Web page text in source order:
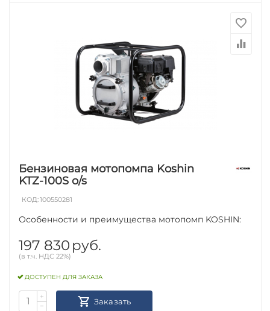
Бензиновая мотопомпа Koshin
KTZ-100S o/s
КОД:100550281
Особенности и преимущества мотопомп KOSHIN:
197 830 руб.
(в т.ч. НДС 22%)
ДОСТУПЕН ДЛЯ ЗАКАЗА
+
−
Заказать